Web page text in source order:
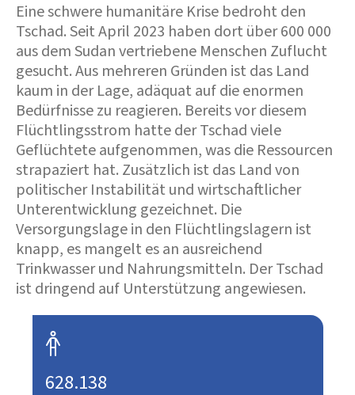
Eine schwere humanitäre Krise bedroht den
Tschad. Seit April 2023 haben dort über 600 000
aus dem Sudan vertriebene Menschen Zuflucht
gesucht. Aus mehreren Gründen ist das Land
kaum in der Lage, adäquat auf die enormen
Bedürfnisse zu reagieren. Bereits vor diesem
Flüchtlingsstrom hatte der Tschad viele
Geflüchtete aufgenommen, was die Ressourcen
strapaziert hat. Zusätzlich ist das Land von
politischer Instabilität und wirtschaftlicher
Unterentwicklung gezeichnet. Die
Versorgungslage in den Flüchtlingslagern ist
knapp, es mangelt es an ausreichend
Trinkwasser und Nahrungsmitteln. Der Tschad
ist dringend auf Unterstützung angewiesen.

628.138